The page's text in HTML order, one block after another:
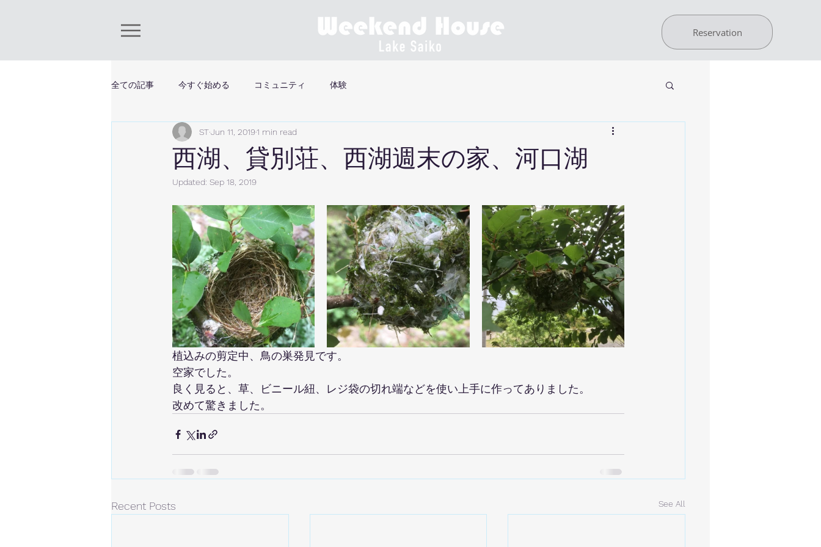
Reservation
全ての記事 今すぐ始める コミュニティ 体験
西湖、貸別荘、西湖週末の家、河口湖
STJun 11, 20191 min read
Updated: Sep 18, 2019
植込みの剪定中、鳥の巣発見です。
空家でした。
良く見ると、草、ビニール紐、レジ袋の切れ端などを使い上手に作ってありました。
改めて驚きました。
Recent Posts See All